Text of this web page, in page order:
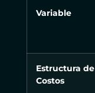
Variable
Estructura de
Costos